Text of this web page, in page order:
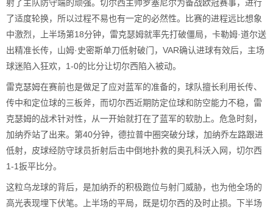
射了主队防守端的顽强。切尔西主帅罗塞尼尔为备战欧冠赛事，进行
了适度轮换，所以过程不易也有一定的必然性。比赛的进程远比想象
中激烈，上半场第18分钟，雷克瑟姆就率先打破僵局，卡勒姆·道尔送
出精准长传，山姆·史密斯单刀低射破门，VAR确认进球有效后，主场
球迷陷入狂欢，1-0的比分让切尔西陷入被动。
雷克瑟姆在赛前也是做足了应对蓝军的准备的，球队擅长利用长传、
传中和定位球的三板斧，而切尔西近期防定位球和防空能力不稳，雷
克瑟姆的战术针对性，从一开始就打在了蓝军的软肋上。危急时刻，
加纳乔站了出来。第40分钟，德拉普中圈突破分球，加纳乔左路跟进
低射，皮球经防守球员折射后击中倒地扑救的奥孔科沃入网，切尔西
1-1扳平比分。
这粒乌龙球的背后，是加纳乔的积极跑位与射门威胁，也为他全场的
高光表现埋下伏笔。上半场的平局，既是切尔西的及时止损。下半场